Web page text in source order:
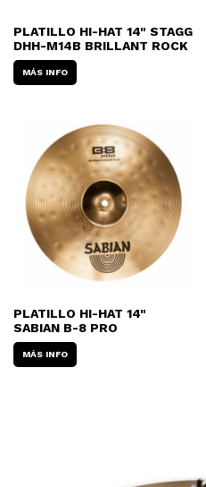
PLATILLO HI-HAT 14" STAGG
DHH-M14B BRILLANT ROCK
MÁS INFO
PLATILLO HI-HAT 14"
SABIAN B-8 PRO
MÁS INFO